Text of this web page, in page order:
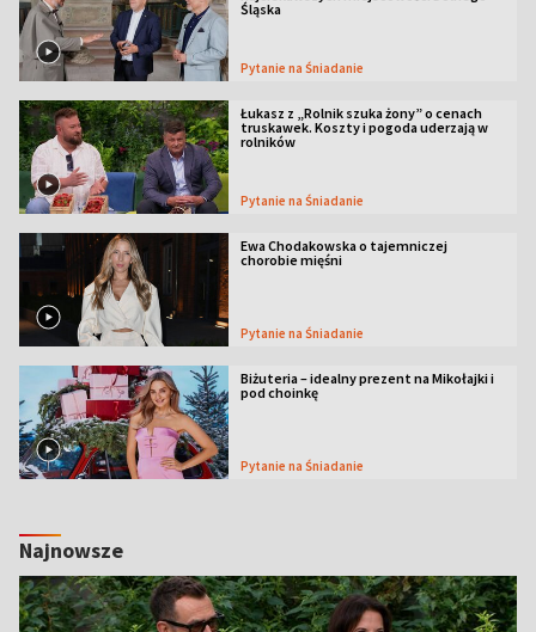
Śląska
Pytanie na Śniadanie
Łukasz z „Rolnik szuka żony” o cenach
truskawek. Koszty i pogoda uderzają w
rolników
Pytanie na Śniadanie
Ewa Chodakowska o tajemniczej
chorobie mięśni
Pytanie na Śniadanie
Biżuteria – idealny prezent na Mikołajki i
pod choinkę
Pytanie na Śniadanie
Najnowsze